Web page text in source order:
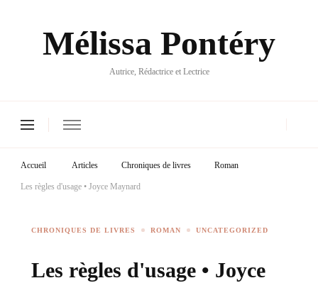
Mélissa Pontéry
Autrice, Rédactrice et Lectrice
Accueil Articles Chroniques de livres Roman
Les règles d'usage • Joyce Maynard
CHRONIQUES DE LIVRES ROMAN UNCATEGORIZED
Les règles d'usage • Joyce